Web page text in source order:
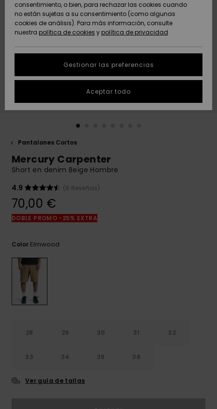
Novedades
Destacados
Novedades
Destacados
Comunidad
AYUDA &
CONTACTO
Protección de
datos
personales
Inicia una
conversación
conversación
Encuentra
respuestas a
las preguntas
accede a
SOSTENIBILIDAD
Pantalones Cortos
Mercury Carpenter
Short en denim Beige Hombre
4.9
(8 Reseñas)
70,00 €
DOBLE PROMO -25% EXTRA
Color Elmwood
28 29 30 31 32
33 34 36 38
Ver guía de tallas
consentimiento, o bien, para rechazar las cookies cuando
no están sujetas a su consentimiento (como algunas
cookies de análisis). Para más información, consulte
nuestra política de cookies y política de privacidad
Gestionar las preferencias
Aceptar todo